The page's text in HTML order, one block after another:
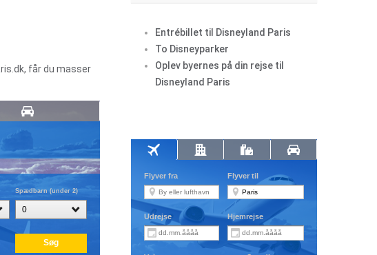
får du masser
Entrébillet til Disneyland Paris
To Disneyparker
Oplev byernes på din rejse til
Disneyland Paris